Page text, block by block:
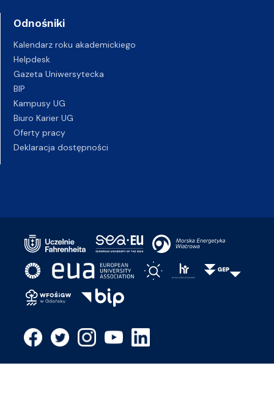
Odnośniki
Kalendarz roku akademickiego
Helpdesk
Gazeta Uniwersytecka
BIP
Kampusy UG
Biuro Karier UG
Oferty pracy
Deklaracja dostępności